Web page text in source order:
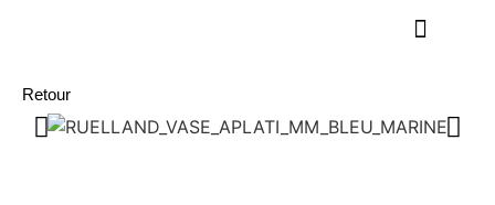
Retour